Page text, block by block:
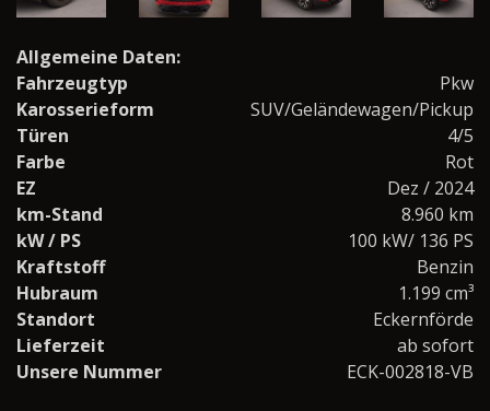
Allgemeine Daten:
Fahrzeugtyp
Pkw
Karosserieform
SUV/Geländewagen/Pickup
Türen
4/5
Farbe
Rot
EZ
Dez / 2024
km-Stand
8.960 km
kW / PS
100 kW/ 136 PS
Kraftstoff
Benzin
Hubraum
1.199 cm³
Standort
Eckernförde
Lieferzeit
ab sofort
Unsere Nummer
ECK-002818-VB